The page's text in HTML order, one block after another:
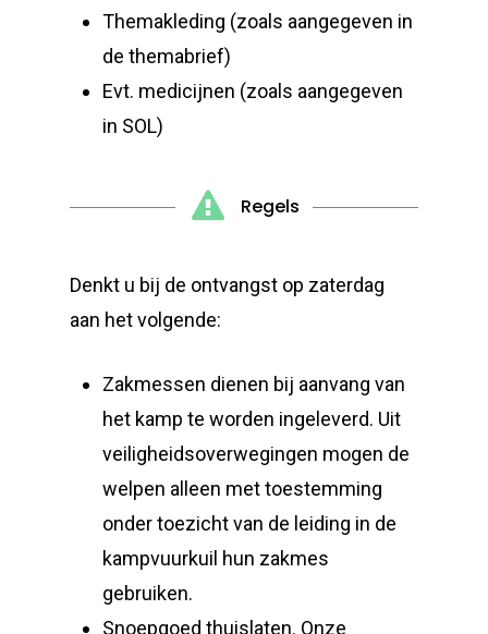
Themakleding (zoals aangegeven in
de themabrief)
Evt. medicijnen (zoals aangegeven
in SOL)
Regels
Denkt u bij de ontvangst op zaterdag
aan het volgende:
Zakmessen dienen bij aanvang van
het kamp te worden ingeleverd. Uit
veiligheidsoverwegingen mogen de
welpen alleen met toestemming
onder toezicht van de leiding in de
kampvuurkuil hun zakmes
gebruiken.
Snoepgoed thuislaten. Onze